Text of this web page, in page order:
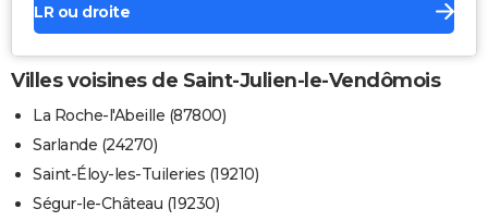
LR ou droite
Villes voisines de Saint-Julien-le-Vendômois
La Roche-l'Abeille (87800)
Sarlande (24270)
Saint-Éloy-les-Tuileries (19210)
Ségur-le-Château (19230)